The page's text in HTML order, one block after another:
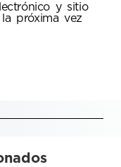
y sitio
próxima vez